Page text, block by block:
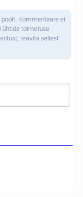
Kommentaare ei
ühtida toimetuse
teavita sellest